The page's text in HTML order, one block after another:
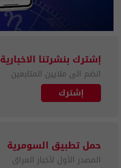
إشترك بنشرتنا الاخبارية
انضم الى ملايين المتابعين
إشترك
حمل تطبيق السومرية
المصدر الأول لأخبار العراق